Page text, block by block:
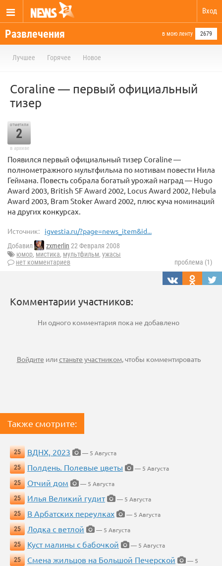
Вход
Развлечения в мою ленту 2679
Лучшее Горячее Новое
Coraline — первый официальный
тизер
отметили
2
в архиве
Появился первый официальный тизер Coraline —
полнометражного мультфильма по мотивам повести Нила
Геймана. Повесть собрала богатый урожай наград — Hugo
Award 2003, British SF Award 2002, Locus Award 2002, Nebula
Award 2003, Bram Stoker Award 2002, плюс куча номинаций
на других конкурсах.
Источник: igvestia.ru/?page=news_item&id...
Добавил zxmerlin 22 Февраля 2008
юмор, мистика, мультфильм, ужасы
нет комментариев
проблема (1)
Комментарии участников:
Ни одного комментария пока не добавлено
Войдите илистаньте участником, чтобы комментировать
Также смотрите:
25 ВДНХ, 2023
— 5 Августа
25
Полдень. Полевые цветы
— 5 Августа
25
Отчий дом
— 5 Августа
25
Илья Великий гудит
— 5 Августа
25
В Арбатских переулках
— 5 Августа
25
Лодка с ветлой
— 5 Августа
25
Куст малины с бабочкой
— 5 Августа
25
Смена жильцов на Большой Печерской
— 5